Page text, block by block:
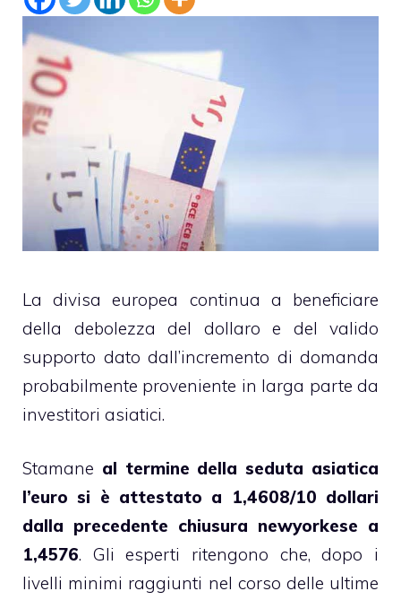
La divisa europea continua a beneficiare
della debolezza del dollaro e del valido
supporto dato dall’incremento di domanda
probabilmente proveniente in larga parte da
investitori asiatici.
Stamane al termine della seduta asiatica
l’euro si è attestato a 1,4608/10 dollari
dalla precedente chiusura newyorkese a
1,4576. Gli esperti ritengono che, dopo i
livelli minimi raggiunti nel corso delle ultime